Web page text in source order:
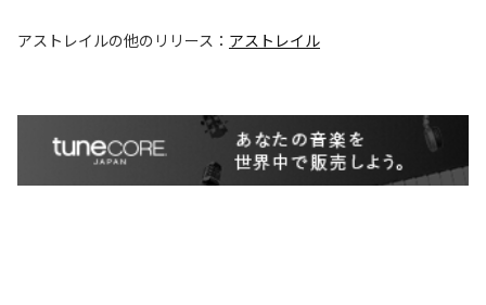
アストレイルの他のリリース： アストレイル